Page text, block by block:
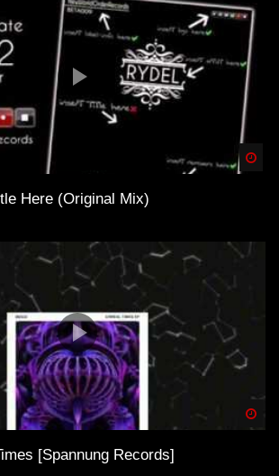
Here (Original Mix)
[Spannung Records]